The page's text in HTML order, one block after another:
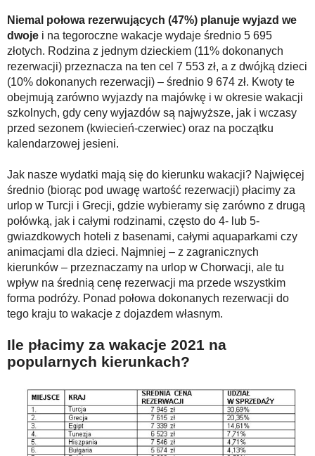
Niemal połowa rezerwujących (47%) planuje wyjazd we
dwoje i na tegoroczne wakacje wydaje średnio 5 695
złotych. Rodzina z jednym dzieckiem (11% dokonanych
rezerwacji) przeznacza na ten cel 7 553 zł, a z dwójką dzieci
(10% dokonanych rezerwacji) – średnio 9 674 zł. Kwoty te
obejmują zarówno wyjazdy na majówkę i w okresie wakacji
szkolnych, gdy ceny wyjazdów są najwyższe, jak i wczasy
przed sezonem (kwiecień-czerwiec) oraz na początku
kalendarzowej jesieni.
Jak nasze wydatki mają się do kierunku wakacji? Najwięcej
średnio (biorąc pod uwagę wartość rezerwacji) płacimy za
urlop w Turcji i Grecji, gdzie wybieramy się zarówno z drugą
połówką, jak i całymi rodzinami, często do 4- lub 5-
gwiazdkowych hoteli z basenami, całymi aquaparkami czy
animacjami dla dzieci. Najmniej – z zagranicznych
kierunków – przeznaczamy na urlop w Chorwacji, ale tu
wpływ na średnią cenę rezerwacji ma przede wszystkim
forma podróży. Ponad połowa dokonanych rezerwacji do
tego kraju to wakacje z dojazdem własnym.
Ile płacimy za wakacje 2021 na
popularnych kierunkach?